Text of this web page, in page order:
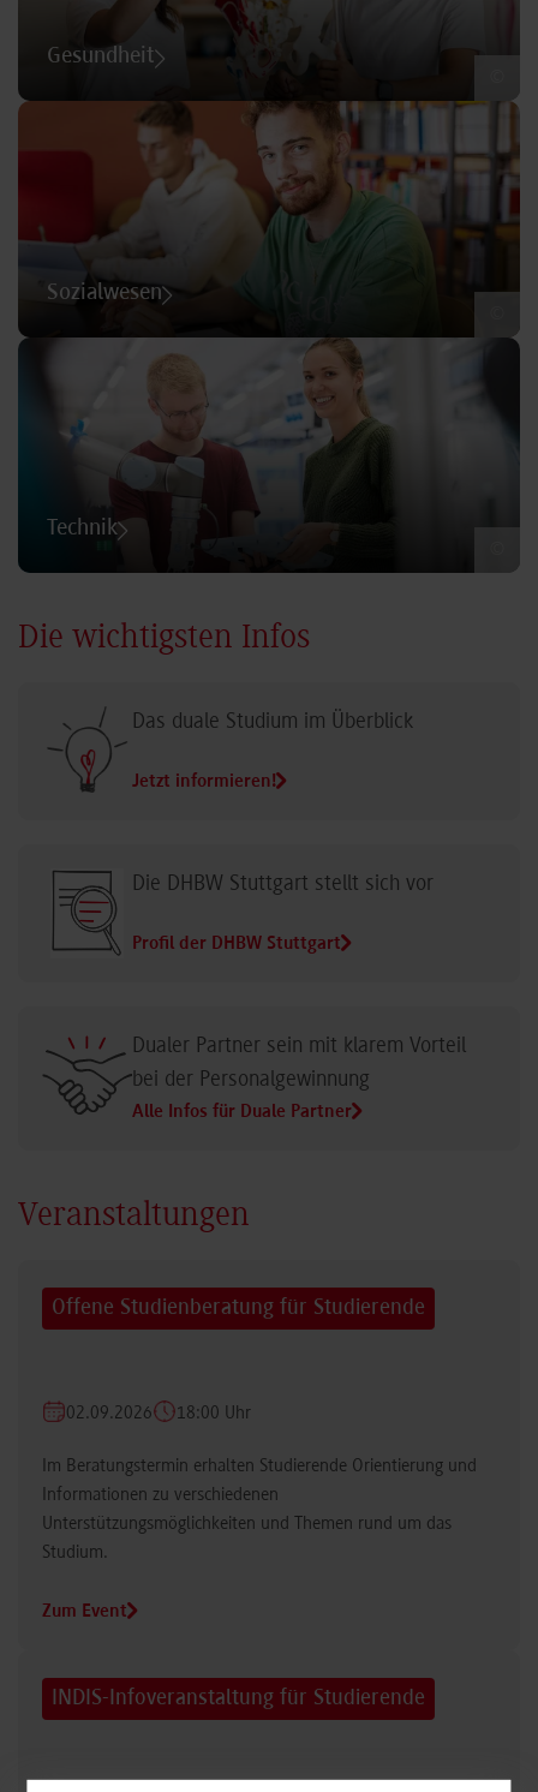
Gesundheit
Sozialwesen
Technik
Die wichtigsten Infos
Das duale Studium im Überblick
Jetzt informieren!
Die DHBW Stuttgart stellt sich vor
Profil der DHBW Stuttgart
Dualer Partner sein mit klarem Vorteil
bei der Personalgewinnung
Alle Infos für Duale Partner
Veranstaltungen
Offene Studienberatung für Studierende
02.09.2026 18:00 Uhr
Im Beratungstermin erhalten Studierende Orientierung und
Informationen zu verschiedenen
Unterstützungsmöglichkeiten und Themen rund um das
Studium.
Zum Event
INDIS-Infoveranstaltung für Studierende